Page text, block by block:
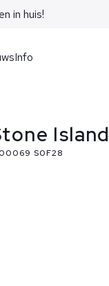
in huis!
Info
S0F28